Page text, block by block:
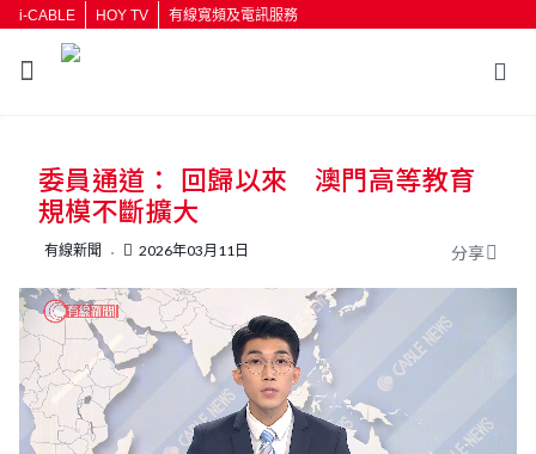
i-CABLE HOY TV 有線寬頻及電訊服務
按輸入鍵開始搜尋
委員通道： 回歸以來 澳門高等教育
規模不斷擴大
有線新聞 2026年03月11日 分享